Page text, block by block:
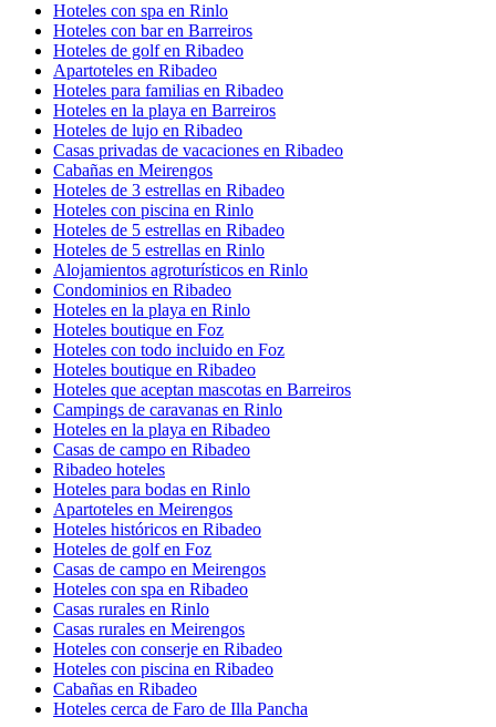
Hoteles con spa en Rinlo
Hoteles con bar en Barreiros
Hoteles de golf en Ribadeo
Apartoteles en Ribadeo
Hoteles para familias en Ribadeo
Hoteles en la playa en Barreiros
Hoteles de lujo en Ribadeo
Casas privadas de vacaciones en Ribadeo
Cabañas en Meirengos
Hoteles de 3 estrellas en Ribadeo
Hoteles con piscina en Rinlo
Hoteles de 5 estrellas en Ribadeo
Hoteles de 5 estrellas en Rinlo
Alojamientos agroturísticos en Rinlo
Condominios en Ribadeo
Hoteles en la playa en Rinlo
Hoteles boutique en Foz
Hoteles con todo incluido en Foz
Hoteles boutique en Ribadeo
Hoteles que aceptan mascotas en Barreiros
Campings de caravanas en Rinlo
Hoteles en la playa en Ribadeo
Casas de campo en Ribadeo
Ribadeo hoteles
Hoteles para bodas en Rinlo
Apartoteles en Meirengos
Hoteles históricos en Ribadeo
Hoteles de golf en Foz
Casas de campo en Meirengos
Hoteles con spa en Ribadeo
Casas rurales en Rinlo
Casas rurales en Meirengos
Hoteles con conserje en Ribadeo
Hoteles con piscina en Ribadeo
Cabañas en Ribadeo
Hoteles cerca de Faro de Illa Pancha